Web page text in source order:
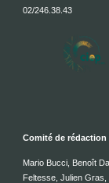
02/246.38.43
Comité de rédaction
Mario Bucci, Benoît
Feltesse, Julien Gras,